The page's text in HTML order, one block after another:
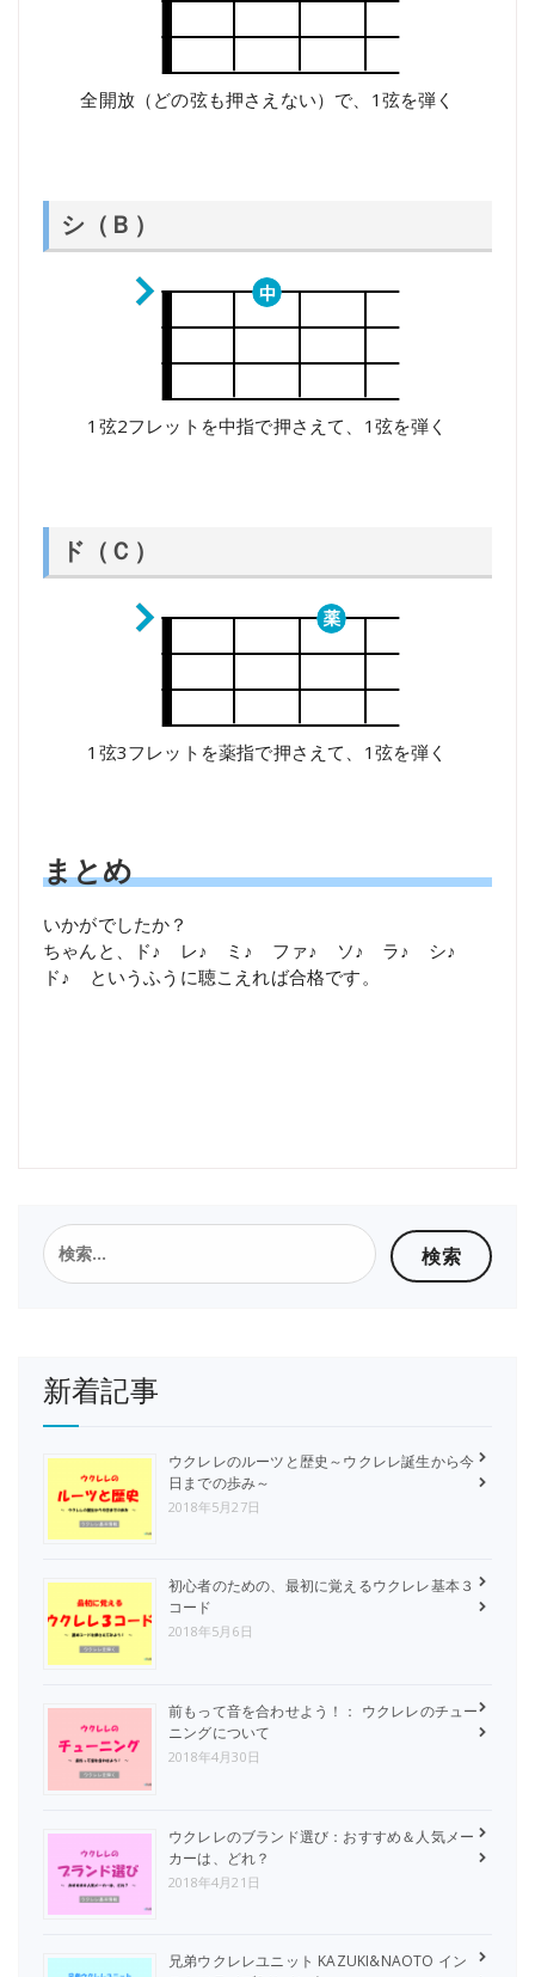
全開放（どの弦も押さえない）で、1弦を弾く
シ（Ｂ）
1弦2フレットを中指で押さえて、1弦を弾く
ド（Ｃ）
1弦3フレットを薬指で押さえて、1弦を弾く
まとめ
いかがでしたか？
ちゃんと、ド♪ レ♪ ミ♪ ファ♪ ソ♪ ラ♪ シ♪
ド♪ というふうに聴こえれば合格です。
検
索:
新着記事
ウクレレのルーツと歴史～ウクレレ誕生から今
日までの歩み～
2018年5月27日
初心者のための、最初に覚えるウクレレ基本３
コード
2018年5月6日
前もって音を合わせよう！： ウクレレのチュー
ニングについて
2018年4月30日
ウクレレのブランド選び：おすすめ＆人気メー
カーは、どれ？
2018年4月21日
兄弟ウクレレユニット KAZUKI&NAOTO イン